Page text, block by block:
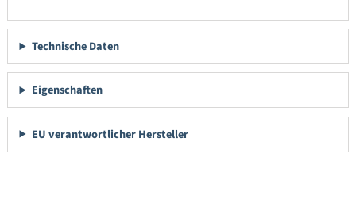
Technische Daten
Eigenschaften
EU verantwortlicher Hersteller